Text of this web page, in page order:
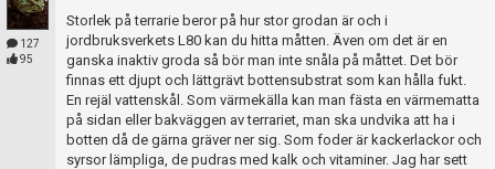
127
95
Storlek på terrarie beror på hur stor grodan är och i
jordbruksverkets L80 kan du hitta måtten. Även om det är en
ganska inaktiv groda så bör man inte snåla på måttet. Det bör
finnas ett djupt och lättgrävt bottensubstrat som kan hålla fukt.
En rejäl vattenskål. Som värmekälla kan man fästa en värmematta
på sidan eller bakväggen av terrariet, man ska undvika att ha i
botten då de gärna gräver ner sig. Som foder är kackerlackor och
syrsor lämpliga, de pudras med kalk och vitaminer. Jag har sett
Skapa konto